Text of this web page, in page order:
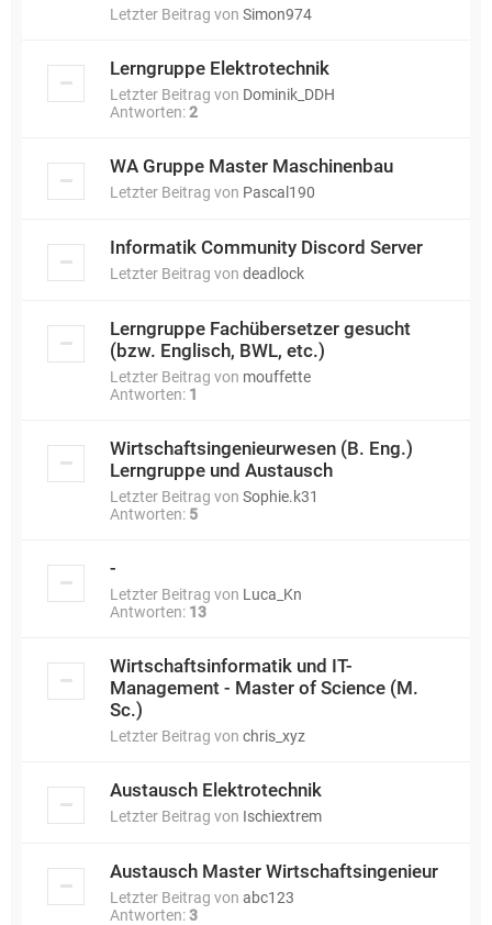
Letzter Beitrag von Simon974
Lerngruppe Elektrotechnik
Letzter Beitrag von Dominik_DDH
Antworten:2
WA Gruppe Master Maschinenbau
Letzter Beitrag von Pascal190
Informatik Community Discord Server
Letzter Beitrag von deadlock
Lerngruppe Fachübersetzer gesucht
(bzw. Englisch, BWL, etc.)
Letzter Beitrag von mouffette
Antworten: 1
Wirtschaftsingenieurwesen (B. Eng.)
Lerngruppe und Austausch
Letzter Beitrag von Sophie.k31
Antworten: 5
-
Letzter Beitrag von Luca_Kn
Antworten: 13
Wirtschaftsinformatik und IT-
Management - Master of Science (M.
Sc.)
Letzter Beitrag von chris_xyz
Austausch Elektrotechnik
Letzter Beitrag von Ischiextrem
Austausch Master Wirtschaftsingenieur
Letzter Beitrag von abc123
Antworten:3